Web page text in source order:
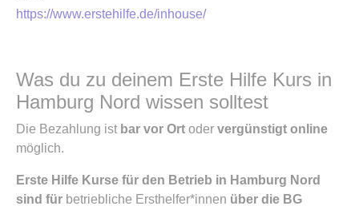
https://www.erstehilfe.de/inhouse/
Was du zu deinem Erste Hilfe Kurs in
Hamburg Nord wissen solltest
Die Bezahlung ist bar vor Ort oder vergünstigt online
möglich.
Erste Hilfe Kurse für den Betrieb in Hamburg Nord
sind für betriebliche Ersthelfer*innen über die BG